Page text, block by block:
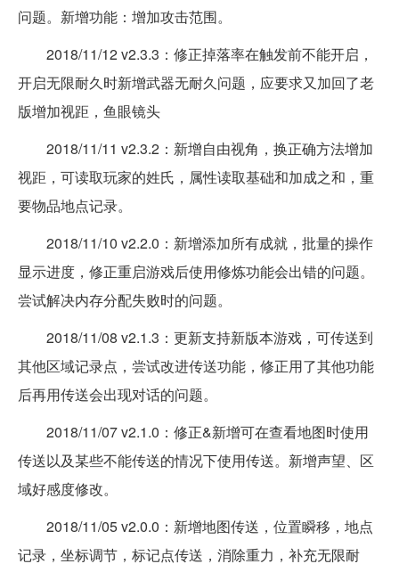
问题。新增功能：增加攻击范围。
2018/11/12 v2.3.3：修正掉落率在触发前不能开启，
开启无限耐久时新增武器无耐久问题，应要求又加回了老
版增加视距，鱼眼镜头
2018/11/11 v2.3.2：新增自由视角，换正确方法增加
视距，可读取玩家的姓氏，属性读取基础和加成之和，重
要物品地点记录。
2018/11/10 v2.2.0：新增添加所有成就，批量的操作
显示进度，修正重启游戏后使用修炼功能会出错的问题。
尝试解决内存分配失败时的问题。
2018/11/08 v2.1.3：更新支持新版本游戏，可传送到
其他区域记录点，尝试改进传送功能，修正用了其他功能
后再用传送会出现对话的问题。
2018/11/07 v2.1.0：修正&新增可在查看地图时使用
传送以及某些不能传送的情况下使用传送。新增声望、区
域好感度修改。
2018/11/05 v2.0.0：新增地图传送，位置瞬移，地点
记录，坐标调节，标记点传送，消除重力，补充无限耐